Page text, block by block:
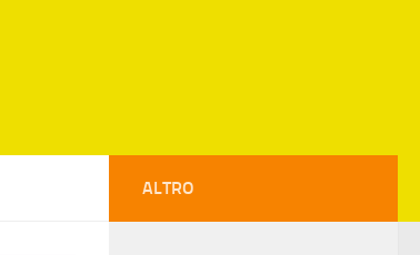
ALTRO